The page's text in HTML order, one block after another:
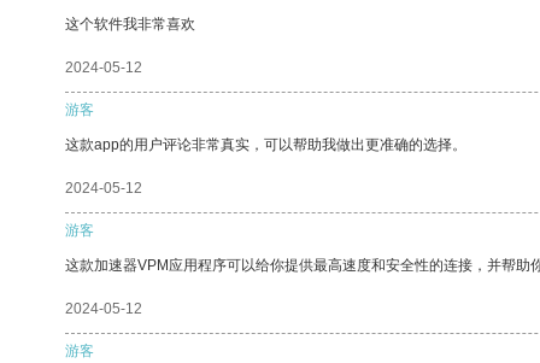
这个软件我非常喜欢
2024-05-12
游客
这款app的用户评论非常真实，可以帮助我做出更准确的选择。
2024-05-12
游客
这款加速器VPM应用程序可以给你提供最高速度和安全性的连接，并帮助
2024-05-12
游客